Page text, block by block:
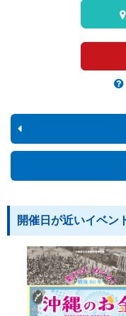
開催日が近いイベン